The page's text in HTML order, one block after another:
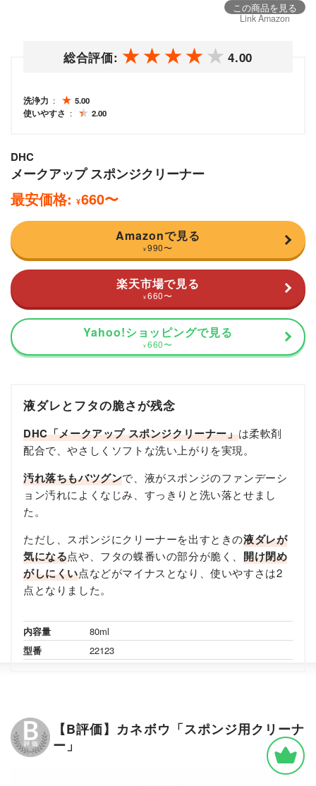
この商品を見る
Link Amazon
総合評価: 4.00
洗浄力
5.00
使いやすさ
2.00
DHC
メークアップ スポンジクリーナー
最安価格: ¥660〜
Amazonで見る
¥ 990〜
楽天市場で見る
¥ 660〜
Yahoo!ショッピングで見る
¥ 660〜
液ダレとフタの脆さが残念
DHC「メークアップ スポンジクリーナー」は柔軟剤
配合で、やさしくソフトな洗い上がりを実現。
汚れ落ちもバツグンで、液がスポンジのファンデーシ
ョン汚れによくなじみ、すっきりと洗い落とせまし
た。
ただし、スポンジにクリーナーを出すときの液ダレが
気になる点や、フタの蝶番いの部分が脆く、開け閉め
がしにくい点などがマイナスとなり、使いやすさは2
点となりました。
内容量
80ml
型番
22123
【B評価】カネボウ「スポンジ用クリーナ
ー」